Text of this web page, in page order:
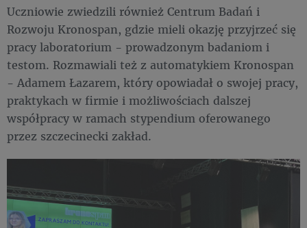
Uczniowie zwiedzili również Centrum Badań i
Rozwoju Kronospan, gdzie mieli okazję przyjrzeć się
pracy laboratorium - prowadzonym badaniom i
testom. Rozmawiali też z automatykiem Kronospan
- Adamem Łazarem, który opowiadał o swojej pracy,
praktykach w firmie i możliwościach dalszej
współpracy w ramach stypendium oferowanego
przez szczecinecki zakład.